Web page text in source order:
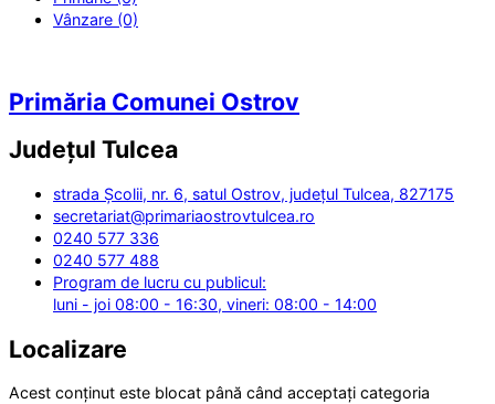
Vânzare (0)
Primăria Comunei Ostrov
Județul Tulcea
strada Școlii, nr. 6, satul Ostrov, județul Tulcea, 827175
secretariat@primariaostrovtulcea.ro
0240 577 336
0240 577 488
Program de lucru cu publicul:
luni - joi 08:00 - 16:30, vineri: 08:00 - 14:00
Localizare
Acest conținut este blocat până când acceptați categoria